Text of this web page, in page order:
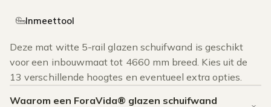
Inmeettool
Deze mat witte 5-rail glazen schuifwand is geschikt
voor een inbouwmaat tot 4660 mm breed. Kies uit de
13 verschillende hoogtes en eventueel extra opties.
Waarom een ForaVida® glazen schuifwand